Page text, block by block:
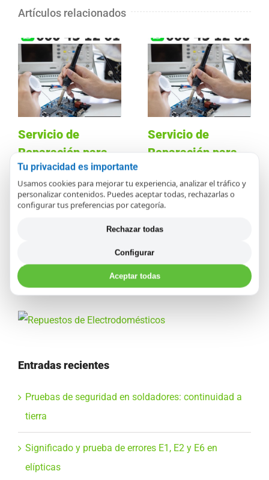
Artículos relacionados
Servicio de
Reparación para
placas y módulos
electrónicos en
Mollet del Vallès
Servicio de
Reparación para
electrónicas en
Cerdanyola del
Vallès
Entradas recientes
Pruebas de seguridad en soldadores: continuidad a
tierra
Significado y prueba de errores E1, E2 y E6 en
elípticas
Tu privacidad es importante
Usamos cookies para mejorar tu experiencia, analizar el tráfico y
personalizar contenidos. Puedes aceptar todas, rechazarlas o
configurar tus preferencias por categoría.
Rechazar todas
Configurar
Aceptar todas